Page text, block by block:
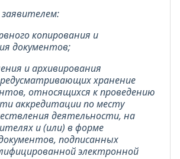
копирования и
документов;
и архивирования
хранение
относящихся к проведению
аккредитации по месту
деятельности, на
и (или) в форме
подписанных
электронной